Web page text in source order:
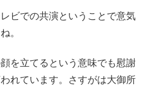
ビでの共演ということで意気
。
を立てるという意味でも慰謝
れています。さすがは大御所